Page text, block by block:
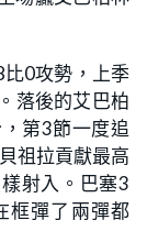
0攻勢，上季
落後的艾巴柏
第3節一度追
祖拉貢獻最高
射入。巴塞3
框彈了兩彈都